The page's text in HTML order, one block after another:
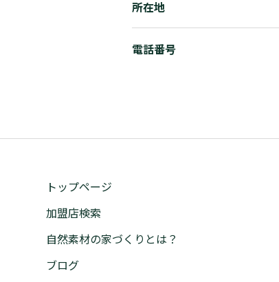
所在地
電話番号
トップページ
加盟店検索
自然素材の家づくりとは？
ブログ